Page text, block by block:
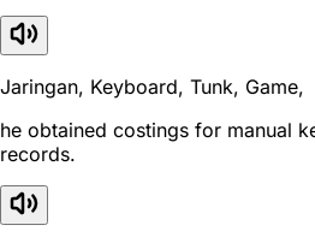
Jaringan, Keyboard, Tunk, Game,
he obtained costings for manual
records.